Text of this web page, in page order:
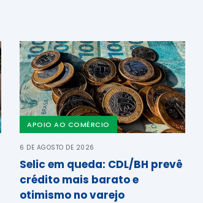
APOIO AO COMÉRCIO
6 DE AGOSTO DE 2026
Selic em queda: CDL/BH prevê
crédito mais barato e
otimismo no varejo